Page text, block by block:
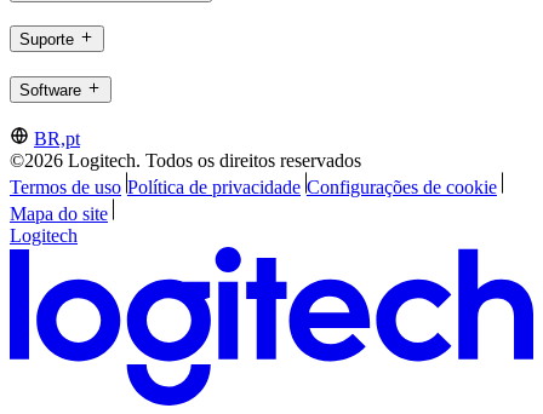
Suporte
Software
BR,pt
©2026 Logitech. Todos os direitos reservados
Termos de uso Política de privacidade Configurações de cookie
Mapa do site
Logitech